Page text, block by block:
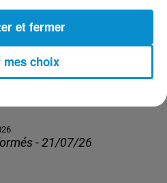
- 21/07/26
mes choix
et fermer